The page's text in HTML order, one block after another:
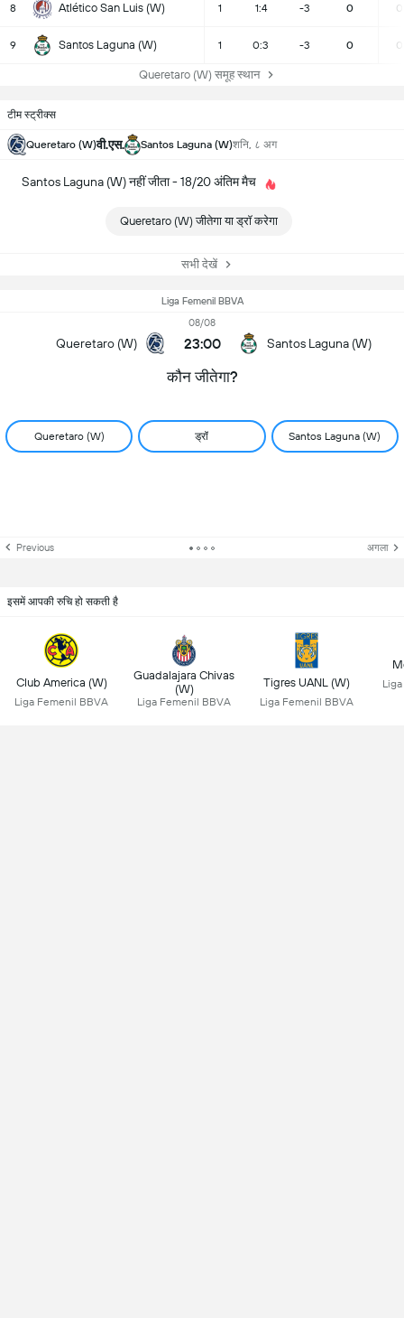
8 Atlético San Luis (W) 1 1:4 -3 0 0
9 Santos Laguna (W) 1 0:3 -3 0 0
Queretaro (W) समूह स्थान
टीम स्ट्रीक्स
Queretaro (W)वी.एस. Santos Laguna (W)शनि, ८ अग
Santos Laguna (W) नहीं जीता - 18/20 अंतिम मैच
Queretaro (W) जीतेगा या ड्रॉ करेगा
सभी देखें
Liga Femenil BBVA
Queretaro (W)
08/08
23:00 Santos Laguna (W)
कौन जीतेगा?
Queretaro (W) ड्रॉ Santos Laguna (W)
Previous अगला
इसमें आपकी रुचि हो सकती है
Club America (W)
Liga Femenil BBVA
Guadalajara Chivas
(W)
Liga Femenil BBVA
Tigres UANL (W)
Liga Femenil BBVA